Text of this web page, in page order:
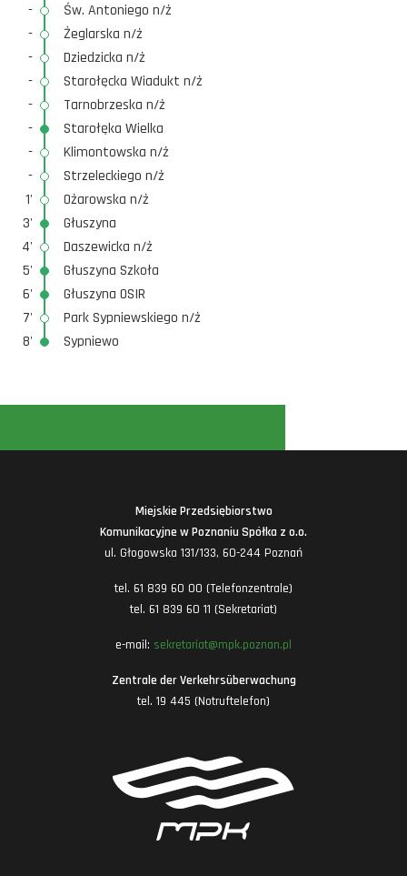
-
Św. Antoniego n/ż
-
Żeglarska n/ż
-
Dziedzicka n/ż
-
Starołęcka Wiadukt n/ż
-
Tarnobrzeska n/ż
-
Starołęka Wielka
-
Klimontowska n/ż
-
Strzeleckiego n/ż
1'
Ożarowska n/ż
3'
Głuszyna
4'
Daszewicka n/ż
5'
Głuszyna Szkoła
6'
Głuszyna OSIR
7'
Park Sypniewskiego n/ż
8'
Sypniewo
Miejskie Przedsiębiorstwo
Komunikacyjne w Poznaniu Spółka z o.o.
ul. Głogowska 131/133, 60-244 Poznań
tel. 61 839 60 00 (Telefonzentrale)
tel. 61 839 60 11 (Sekretariat)
e-mail: sekretariat@mpk.poznan.pl
Zentrale der Verkehrsüberwachung
tel. 19 445 (Notruftelefon)